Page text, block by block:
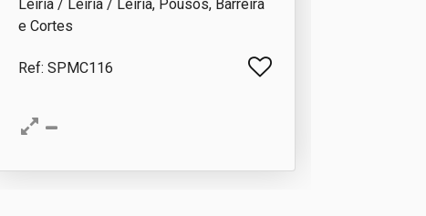
Leiria / Leiria / Leiria, Pousos, Barreira
e Cortes
Ref: SPMC116